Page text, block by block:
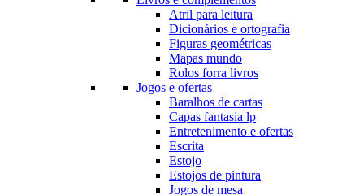
Atril para leitura
Dicionários e ortografia
Figuras geométricas
Mapas mundo
Rolos forra livros
Jogos e ofertas
Baralhos de cartas
Capas fantasia lp
Entretenimento e ofertas
Escrita
Estojo
Estojos de pintura
Jogos de mesa